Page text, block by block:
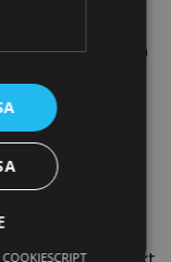
mutatunk
a vendéglátáson
közösségi
körét
is volt:
is üzemelt.
az FKSE, a
ideiglenes